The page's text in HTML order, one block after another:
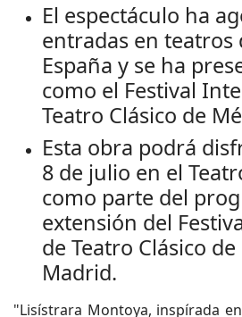
El espectáculo ha
entradas en teatros
España y se ha
como el Festival
Teatro Clásico de
Esta obra podrá
8 de julio en el
como parte del
extensión del
de Teatro Clásico
Madrid.
"Lisístrara Montoya, inspírada